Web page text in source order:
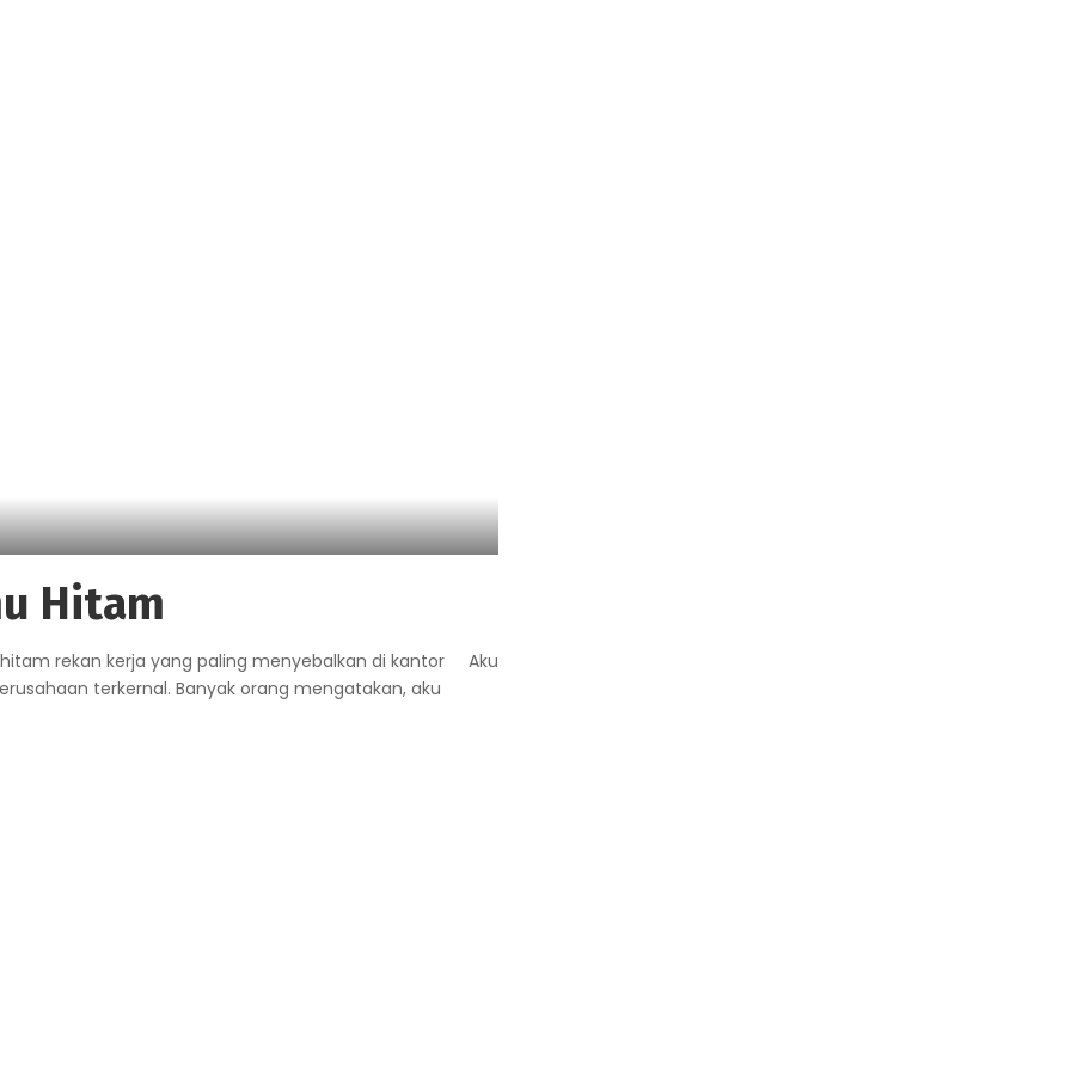
Hitam
rekan kerja yang paling menyebalkan di kantor Aku
terkernal. Banyak orang mengatakan, aku